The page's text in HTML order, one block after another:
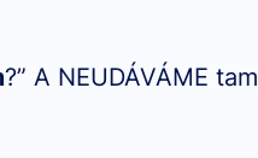
?” A NEUDÁVÁME tam